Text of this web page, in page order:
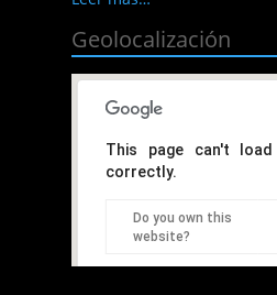
Geolocalización
This page can't load
correctly.
Do you own this
website?